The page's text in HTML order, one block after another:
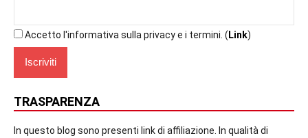
Accetto l'informativa sulla privacy e i termini. (Link)
TRASPARENZA
In questo blog sono presenti link di affiliazione. In qualità di